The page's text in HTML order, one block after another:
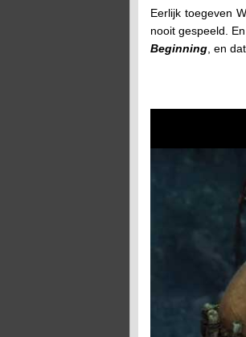
Eerlijk toegeven
nooit gespeeld.
Beginning , en